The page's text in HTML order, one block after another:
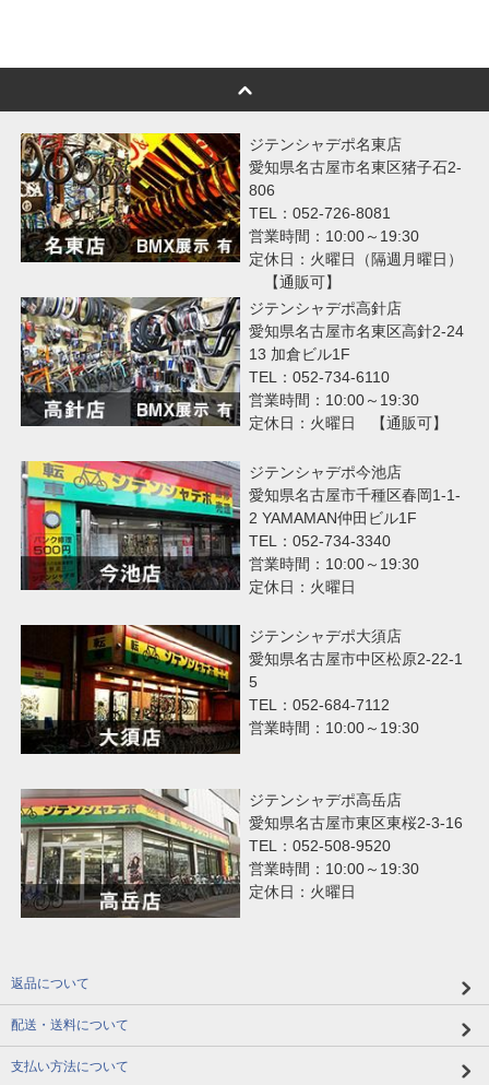
ジテンシャデポ名東店
愛知県名古屋市名東区猪子石2-
806
TEL：052-726-8081
営業時間：10:00～19:30
定休日：火曜日（隔週月曜日）
【通販可】
ジテンシャデポ高針店
愛知県名古屋市名東区高針2-24
13 加倉ビル1F
TEL：052-734-6110
営業時間：10:00～19:30
定休日：火曜日 【通販可】
ジテンシャデポ今池店
愛知県名古屋市千種区春岡1-1-
2 YAMAMAN仲田ビル1F
TEL：052-734-3340
営業時間：10:00～19:30
定休日：火曜日
ジテンシャデポ大須店
愛知県名古屋市中区松原2-22-1
5
TEL：052-684-7112
営業時間：10:00～19:30
ジテンシャデポ高岳店
愛知県名古屋市東区東桜2-3-16
TEL：052-508-9520
営業時間：10:00～19:30
定休日：火曜日
返品について
配送・送料について
支払い方法について